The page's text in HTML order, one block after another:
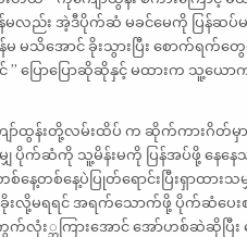
လည်း အဲ့ဒီပိုက်ဆံ မခင်မေကို ပြန်ဆပ်
မသိအောင် ခိုးသွားပြီး စောက်ရ
” ပြောပြောဆိုဆိုနှင့် မထားက သူ့ယ
ာ်ထွန်းတို့လမ်းထိပ် က ဆိုက်ကားဂိတ်မှ
ျှ ပိုက်ဆံကို သူ့မိန်းမကို ပြန်အပ်ဖို့ နေ
နေ့တစ်နေ့ပဲပြုတ်ရောင်းပြီးရှာထာ
လို့မရရင် အရက်သောက်ဖို့ ပိုက်ဆံပေးစ
လုံး္ဘကြားအောင် အော်ဟစ်ဆဲဆိုပြီး